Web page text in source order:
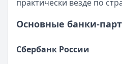
практически везде по
Основные банки-
Сбербанк России